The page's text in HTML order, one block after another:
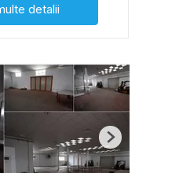
detalii
Next